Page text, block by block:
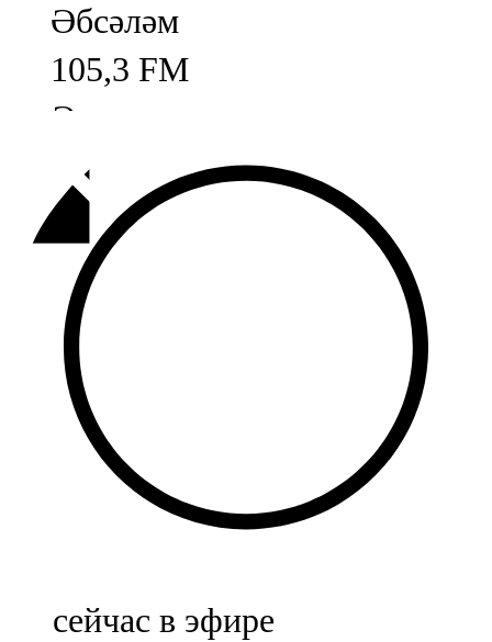
Әбсәләм
105,3 FM
Әлмәт
92,9 FM
Базарлы матак
107,1 FM
Балык бистәсе
104,9 FM
Баулы
107,5 FM
Биләр
Болгар
сейчас в эфире